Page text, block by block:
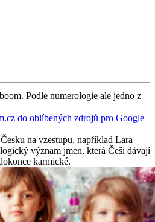
Podle numerologie ale jedno z
do oblíbených zdrojů pro Google
na vzestupu, například Lara
význam jmen, která Češi dávají
karmické.